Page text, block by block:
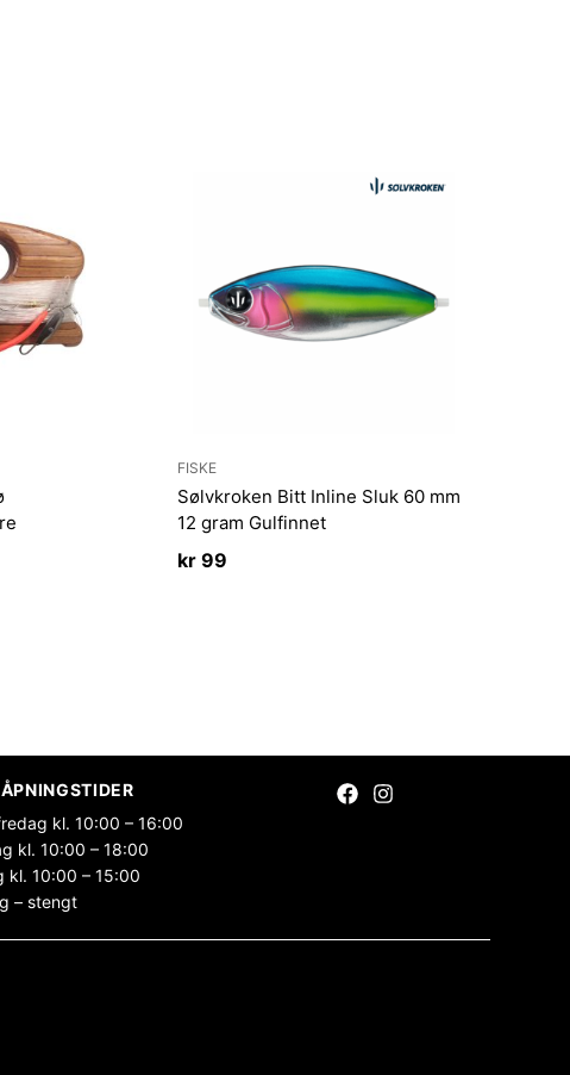
FISKE
Sølvkroken Bitt Inline Sluk 60 mm
12 gram Gulfinnet
kr99
kl. 10:00 – 16:00
kl. 10:00 – 18:00
kl. 10:00 – 15:00
– stengt